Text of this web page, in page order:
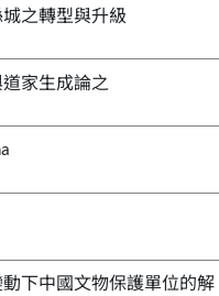
之轉型與升級
家生成論之
下中國文物保護單位的解